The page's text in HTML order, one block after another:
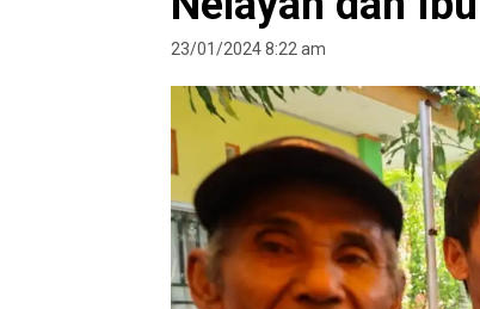
23/01/2024 8:22 am